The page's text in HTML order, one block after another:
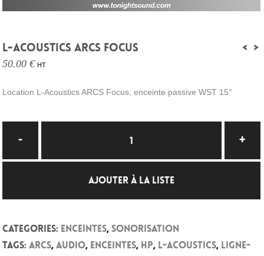
< >
L-ACOUSTICS ARCS FOCUS
50.00 € HT
Location L-Acoustics ARCS Focus, enceinte passive WST 15°
AJOUTER À LA LISTE
Categories: Enceintes, Sonorisation
Tags: ARCS, audio, enceintes, HP, L-Acoustics, Ligne-